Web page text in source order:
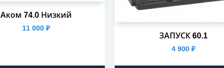
Аком 74.0 Низкий
11 000 ₽
ЗАПУСК 60.1
4 900 ₽